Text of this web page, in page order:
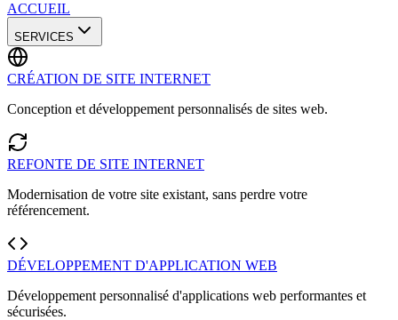
ACCUEIL
SERVICES
CRÉATION DE SITE INTERNET
Conception et développement personnalisés de sites web.
REFONTE DE SITE INTERNET
Modernisation de votre site existant, sans perdre votre
référencement.
DÉVELOPPEMENT D'APPLICATION WEB
Développement personnalisé d'applications web performantes et
sécurisées.